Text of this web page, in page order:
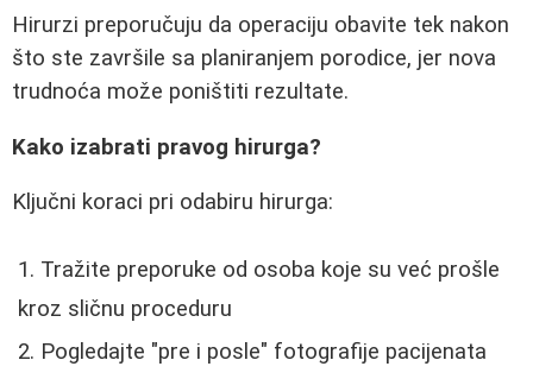
Hirurzi preporučuju da operaciju obavite tek nakon
što ste završile sa planiranjem porodice, jer nova
trudnoća može poništiti rezultate.
Kako izabrati pravog hirurga?
Ključni koraci pri odabiru hirurga:
Tražite preporuke od osoba koje su već prošle
kroz sličnu proceduru
Pogledajte "pre i posle" fotografije pacijenata